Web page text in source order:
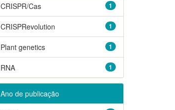
1
CRISPR/Cas
1
CRISPRevolution
1
Plant genetics
1
RNA
Ano de publicação